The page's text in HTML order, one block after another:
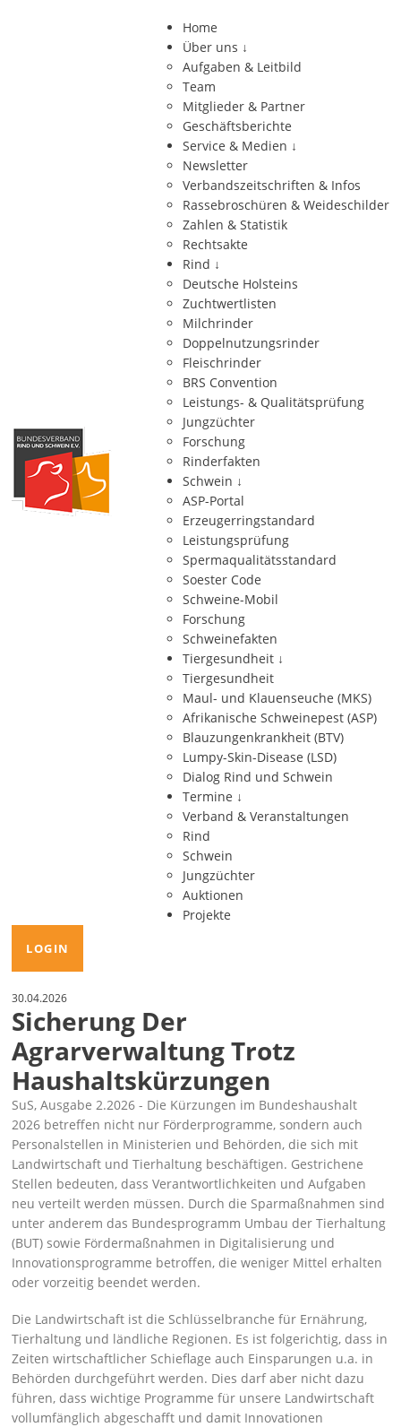
Home
Über uns ↓
Aufgaben & Leitbild
Team
Mitglieder & Partner
Geschäftsberichte
Service & Medien ↓
Newsletter
Verbandszeitschriften & Infos
Rassebroschüren & Weideschilder
Zahlen & Statistik
Rechtsakte
Rind ↓
Deutsche Holsteins
Zuchtwertlisten
Milchrinder
Doppelnutzungsrinder
Fleischrinder
BRS Convention
Leistungs- & Qualitätsprüfung
Jungzüchter
Forschung
Rinderfakten
Schwein ↓
ASP-Portal
Erzeugerringstandard
Leistungsprüfung
Spermaqualitätsstandard
Soester Code
Schweine-Mobil
Forschung
Schweinefakten
Tiergesundheit ↓
Tiergesundheit
Maul- und Klauenseuche (MKS)
Afrikanische Schweinepest (ASP)
Blauzungenkrankheit (BTV)
Lumpy-Skin-Disease (LSD)
Dialog Rind und Schwein
Termine ↓
Verband & Veranstaltungen
Rind
Schwein
Jungzüchter
Auktionen
Projekte
LOGIN
30.04.2026
Sicherung Der
Agrarverwaltung Trotz
Haushaltskürzungen
SuS, Ausgabe 2.2026 - Die Kürzungen im Bundeshaushalt
2026 betreffen nicht nur Förderprogramme, sondern auch
Personalstellen in Ministerien und Behörden, die sich mit
Landwirtschaft und Tierhaltung beschäftigen. Gestrichene
Stellen bedeuten, dass Verantwortlichkeiten und Aufgaben
neu verteilt werden müssen. Durch die Sparmaßnahmen sind
unter anderem das Bundesprogramm Umbau der Tierhaltung
(BUT) sowie Fördermaßnahmen in Digitalisierung und
Innovationsprogramme betroffen, die weniger Mittel erhalten
oder vorzeitig beendet werden.
Die Landwirtschaft ist die Schlüsselbranche für Ernährung,
Tierhaltung und ländliche Regionen. Es ist folgerichtig, dass in
Zeiten wirtschaftlicher Schieflage auch Einsparungen u.a. in
Behörden durchgeführt werden. Dies darf aber nicht dazu
führen, dass wichtige Programme für unsere Landwirtschaft
vollumfänglich abgeschafft und damit Innovationen